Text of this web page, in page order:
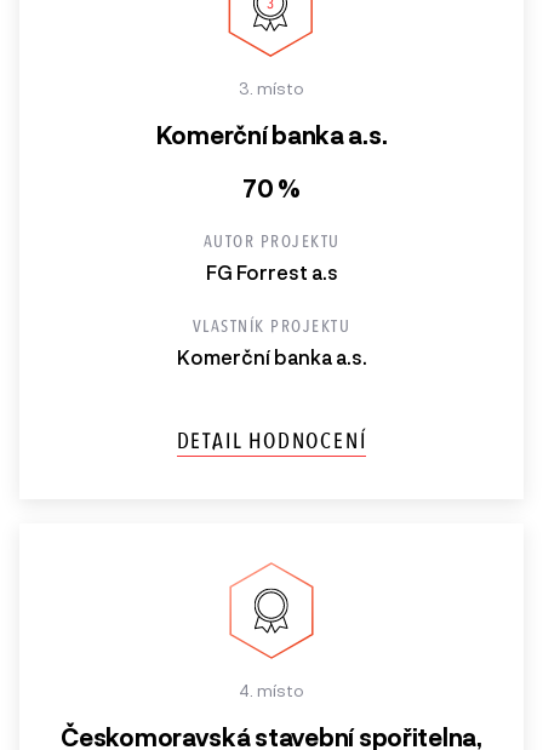
3. místo
Komerční banka a.s.
70 %
AUTOR PROJEKTU
FG Forrest a.s
VLASTNÍK PROJEKTU
Komerční banka a.s.
DETAIL HODNOCENÍ
4. místo
Českomoravská stavební spořitelna,